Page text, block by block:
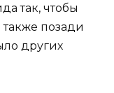
так, чтобы
позади
других